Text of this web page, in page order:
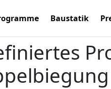
Baustatik